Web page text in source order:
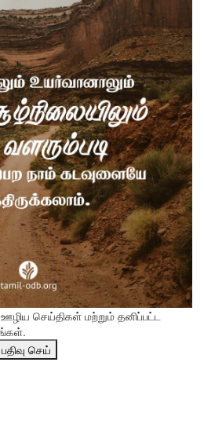
செய்திகள் மற்றும் தனிப்பட்ட
பதிவு செய்